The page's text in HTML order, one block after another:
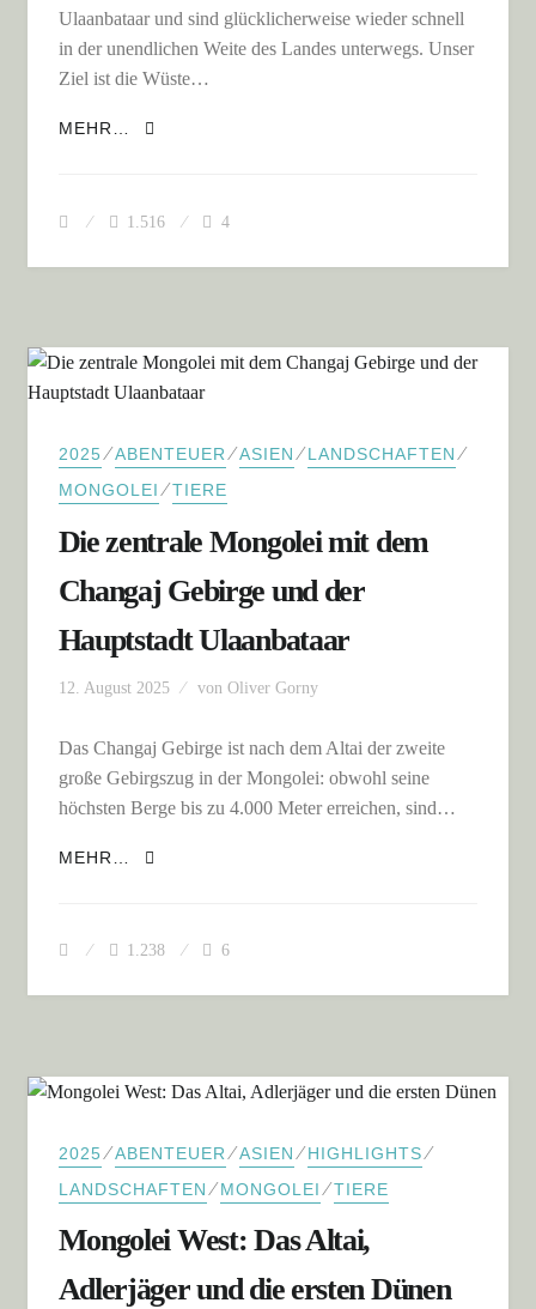
Ulaanbataar und sind glücklicherweise wieder schnell
in der unendlichen Weite des Landes unterwegs. Unser
Ziel ist die Wüste…
MEHR…
MONGOLEI MIT DER UNENDLICH EINSAMEN
1.516 4
2025 ⁄ABENTEUER⁄ASIEN ⁄LANDSCHAFTEN ⁄
MONGOLEI ⁄TIERE
Die zentrale Mongolei mit dem
Changaj Gebirge und der
Hauptstadt Ulaanbataar
12. August 2025 von Oliver Gorny
Das Changaj Gebirge ist nach dem Altai der zweite
große Gebirgszug in der Mongolei: obwohl seine
höchsten Berge bis zu 4.000 Meter erreichen, sind…
MEHR…
DIE ZENTRALE MONGOLEI MIT DEM
1.238 6
2025 ⁄ABENTEUER ⁄ASIEN ⁄HIGHLIGHTS⁄
LANDSCHAFTEN ⁄MONGOLEI ⁄TIERE
Mongolei West: Das Altai,
Adlerjäger und die ersten Dünen